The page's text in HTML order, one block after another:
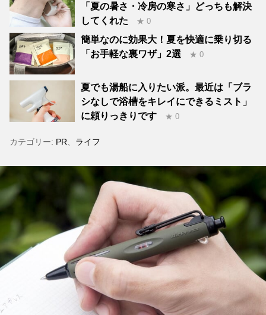
「夏の暑さ・冷房の寒さ」どっちも解決
してくれた
★ 0
簡単なのに効果大！夏を快適に乗り切る
「お手軽な裏ワザ」2選
★ 0
夏でも湯船に入りたい派。最近は「ブラ
シなしで浴槽をキレイにできるミスト」
に頼りっきりです
★ 0
カテゴリー: PR ライフ